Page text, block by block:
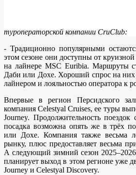
туроператорской компании CruClub:
- Традиционно популярными
этом сезоне они доступны от
на лайнере MSC Euribia. Маршруты
Даби или Дохе. Хороший спрос на них
лайнером и лояльностью оператора к
Впервые в регион Персидского
компания Celestyal Cruises, ее туры
Journey. Продолжительность поездок
посадка возможна опять же в трёх
или Дохе. Компания также весьма
рынку, плюс предоставляет весьма
А следующий зимний сезон 2025–2026
планирует выход в этом регионе уже
Journey и Celestyal Discovery.